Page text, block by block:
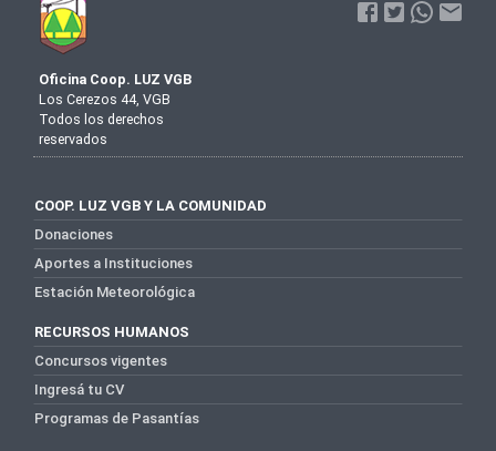
Oficina Coop. LUZ VGB
Los Cerezos 44, VGB
Todos los derechos
reservados
COOP. LUZ VGB Y LA COMUNIDAD
Donaciones
Aportes a Instituciones
Estación Meteorológica
RECURSOS HUMANOS
Concursos vigentes
Ingresá tu CV
Programas de Pasantías